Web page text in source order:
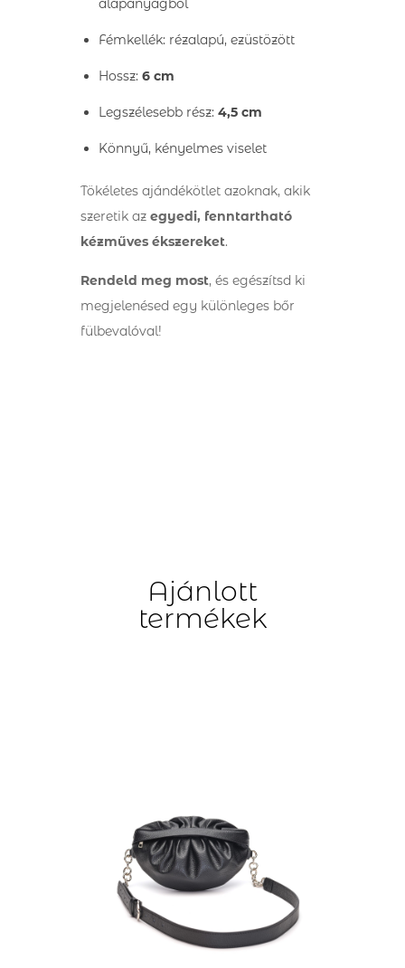
alapanyagból
Fémkellék: rézalapú, ezüstözött
Hossz: 6 cm
Legszélesebb rész: 4,5 cm
Könnyű, kényelmes viselet
Tökéletes ajándékötlet azoknak, akik
szeretik az egyedi, fenntartható
kézműves ékszereket.
Rendeld meg most, és egészítsd ki
megjelenésed egy különleges bőr
fülbevalóval!
Ajánlott
termékek